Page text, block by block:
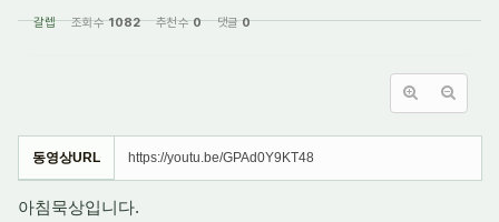
갈렙 조회 수1082 추천 수0 댓글0
동영상URL https://youtu.be/GPAd0Y9KT48
아침묵상입니다.